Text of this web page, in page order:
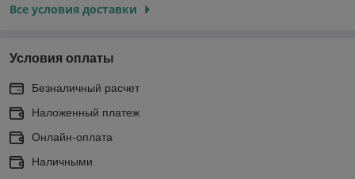
Все условия доставки
Условия оплаты
Безналичный расчет
Наложенный платеж
Онлайн-оплата
Наличными